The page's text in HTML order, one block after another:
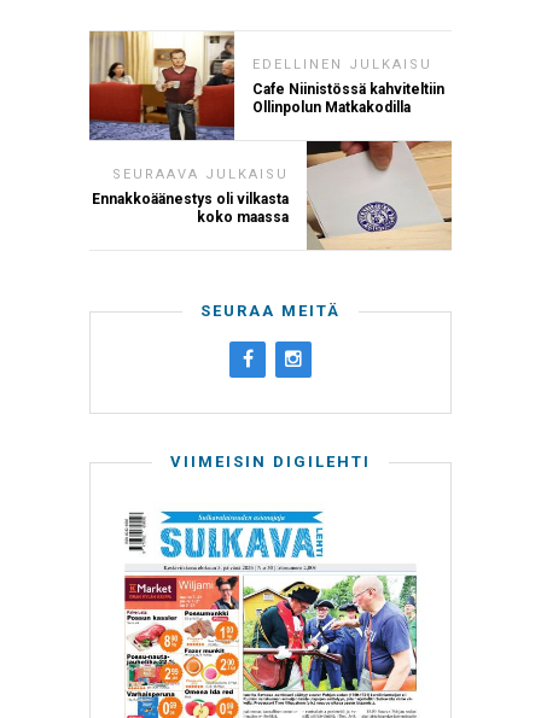
EDELLINEN JULKAISU
Cafe Niinistössä kahviteltiin
Ollinpolun Matkakodilla
SEURAAVA JULKAISU
Ennakkoäänestys oli vilkasta
koko maassa
SEURAA MEITÄ
VIIMEISIN DIGILEHTI